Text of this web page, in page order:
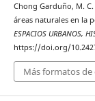
Chong Garduño, M.
áreas naturales en la
ESPACIOS URBANOS,
https://doi.org/
Más formatos de